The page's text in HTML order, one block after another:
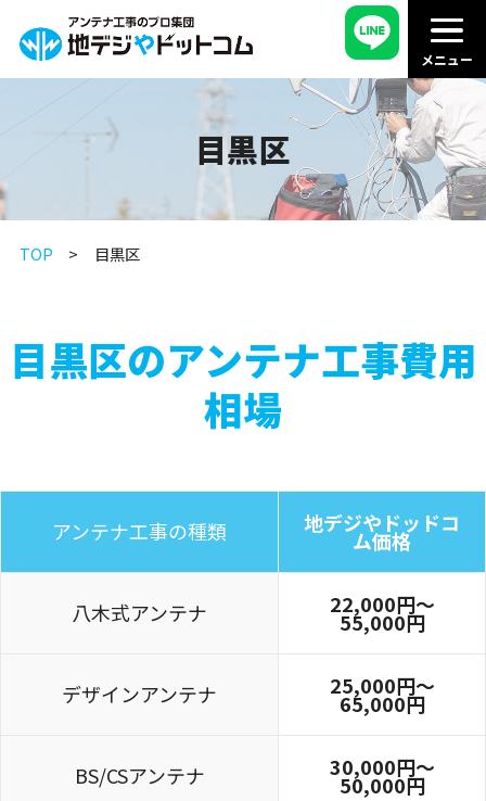
目黒区
TOP 目黒区
目黒区のアンテナ工事費用
相場
アンテナ工事の種類 地デジやドッドコ
ム価格
八木式アンテナ 22,000円〜
55,000円
デザインアンテナ 25,000円〜
65,000円
BS/CSアンテナ 30,000円～
50,000円